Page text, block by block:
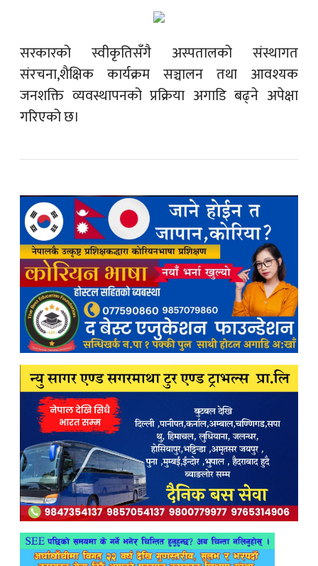
सरकारको स्वीकृतिसँगै अस्पतालको संस्थागत
संरचना,शैक्षिक कार्यक्रम सञ्चालन तथा आवश्यक
जनशक्ति व्यवस्थापनको प्रक्रिया अगाडि बढ्ने अपेक्षा
गरिएको छ।